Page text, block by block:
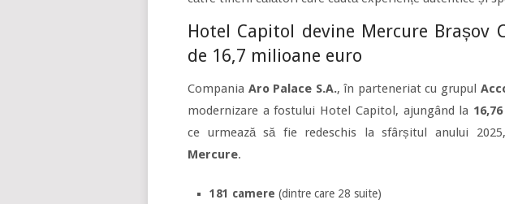
Hotel Capitol devine Mercure Brașov
de 16,7 milioane euro
Compania Aro Palace S.A., în parteneriat cu grupul
modernizare a fostului Hotel Capitol, ajungând la
ce urmează să fie redeschis la sfârșitul anului
Mercure.
181 camere (dintre care 28 suite)